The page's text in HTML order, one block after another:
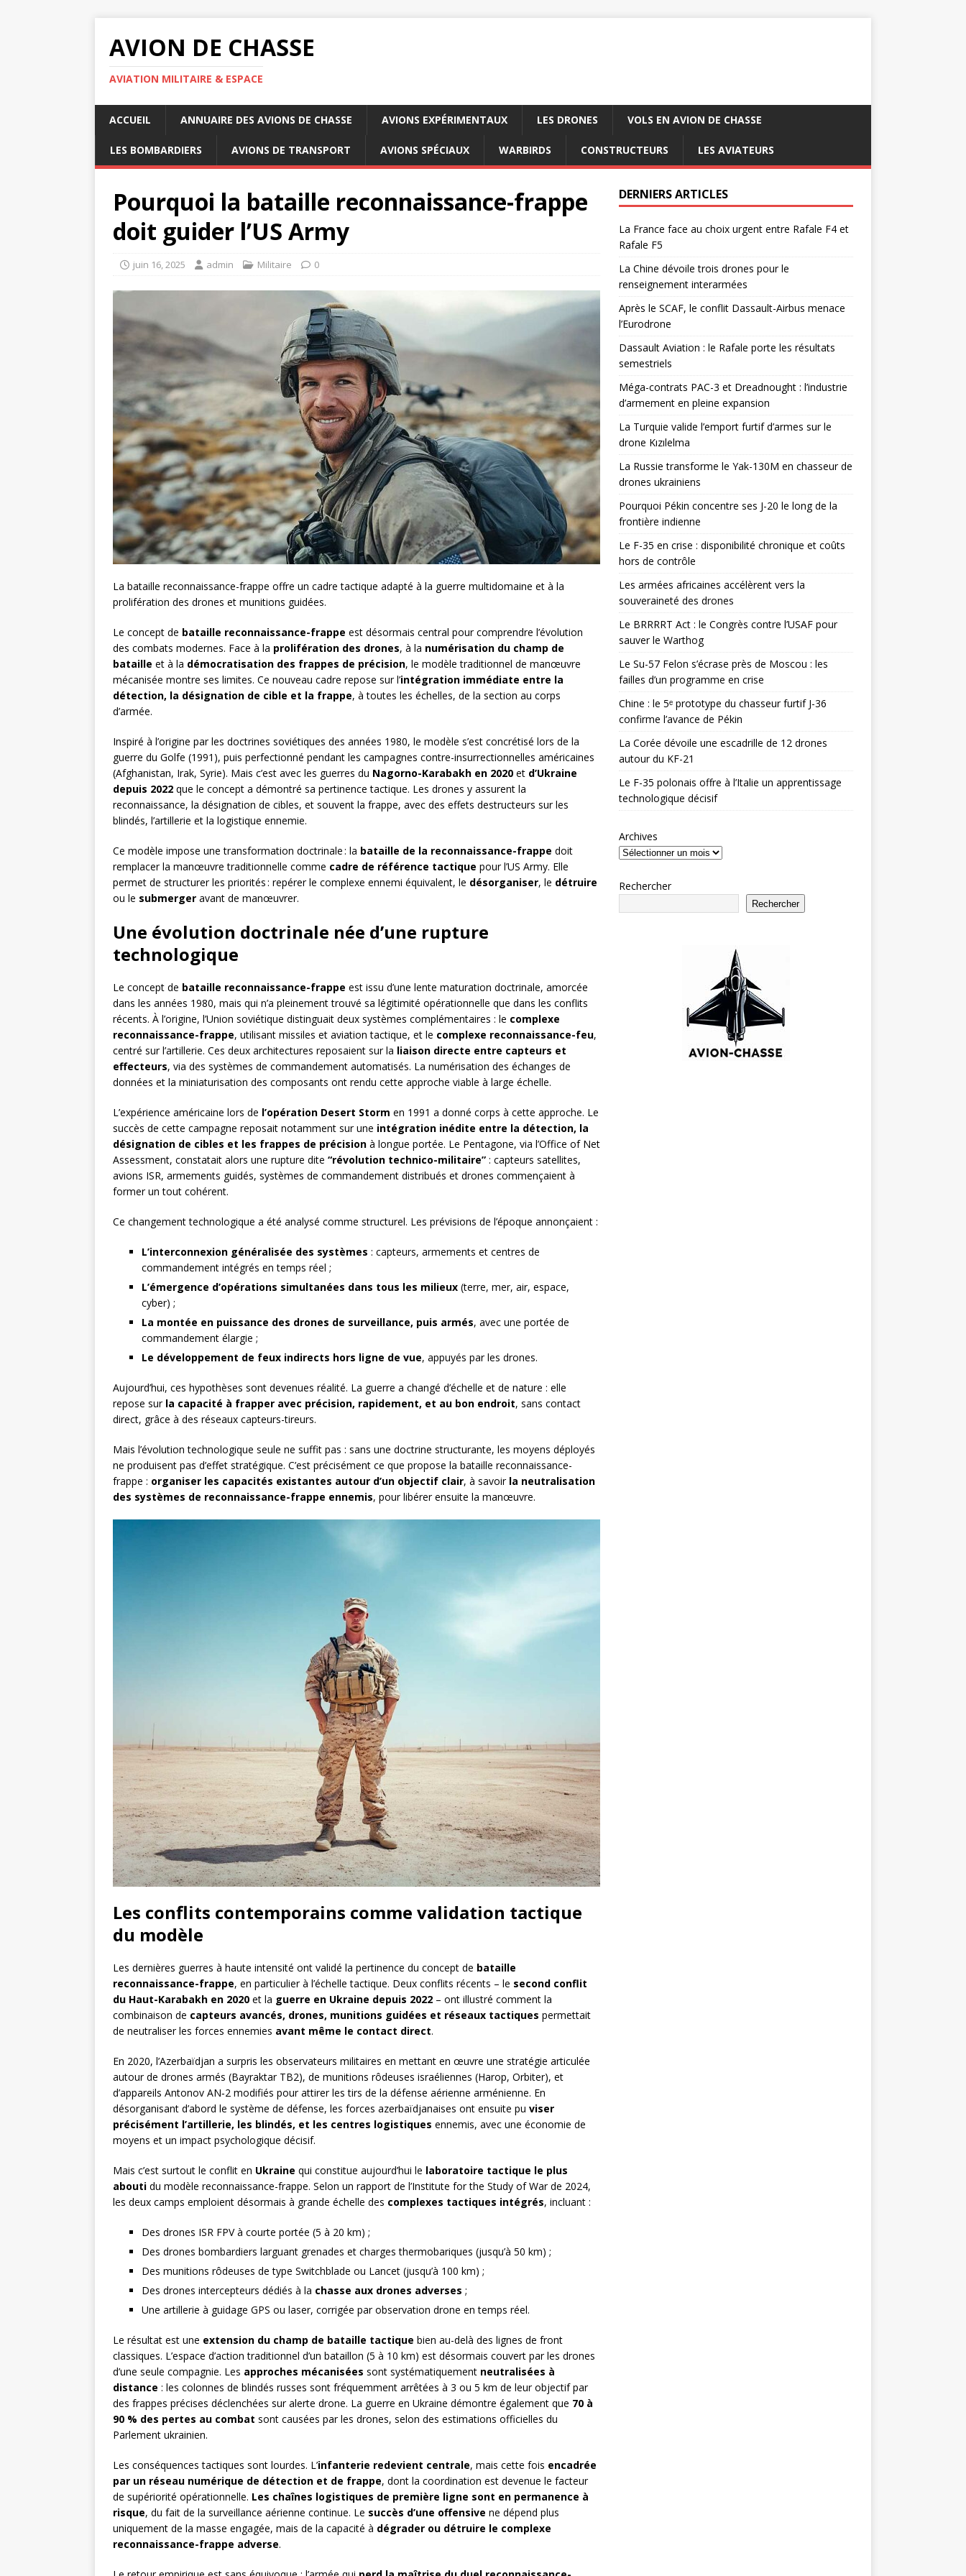
AVION DE CHASSE
AVIATION MILITAIRE & ESPACE
ACCUEIL ANNUAIRE DES AVIONS DE CHASSE AVIONS EXPÉRIMENTAUX LES DRONES VOLS EN AVION DE CHASSE
LES BOMBARDIERS AVIONS DE TRANSPORT AVIONS SPÉCIAUX WARBIRDS CONSTRUCTEURS LES AVIATEURS
Pourquoi la bataille reconnaissance-frappe
doit guider l’US Army
juin 16, 2025 admin Militaire 0
La bataille reconnaissance-frappe offre un cadre tactique adapté à la guerre multidomaine et à la
prolifération des drones et munitions guidées.
Le concept de bataille reconnaissance-frappe est désormais central pour comprendre l’évolution
des combats modernes. Face à la prolifération des drones, à la numérisation du champ de
bataille et à la démocratisation des frappes de précision, le modèle traditionnel de manœuvre
mécanisée montre ses limites. Ce nouveau cadre repose sur l’intégration immédiate entre la
détection, la désignation de cible et la frappe, à toutes les échelles, de la section au corps
d’armée.
Inspiré à l’origine par les doctrines soviétiques des années 1980, le modèle s’est concrétisé lors de la
guerre du Golfe (1991), puis perfectionné pendant les campagnes contre-insurrectionnelles américaines
(Afghanistan, Irak, Syrie). Mais c’est avec les guerres du Nagorno-Karabakh en 2020 et d’Ukraine
depuis 2022 que le concept a démontré sa pertinence tactique. Les drones y assurent la
reconnaissance, la désignation de cibles, et souvent la frappe, avec des effets destructeurs sur les
blindés, l’artillerie et la logistique ennemie.
Ce modèle impose une transformation doctrinale : la bataille de la reconnaissance-frappe doit
remplacer la manœuvre traditionnelle comme cadre de référence tactique pour l’US Army. Elle
permet de structurer les priorités : repérer le complexe ennemi équivalent, le désorganiser, le détruire
ou le submerger avant de manœuvrer.
Une évolution doctrinale née d’une rupture
technologique
Le concept de bataille reconnaissance-frappe est issu d’une lente maturation doctrinale, amorcée
dans les années 1980, mais qui n’a pleinement trouvé sa légitimité opérationnelle que dans les conflits
récents. À l’origine, l’Union soviétique distinguait deux systèmes complémentaires : le complexe
reconnaissance-frappe, utilisant missiles et aviation tactique, et le complexe reconnaissance-feu,
centré sur l’artillerie. Ces deux architectures reposaient sur la liaison directe entre capteurs et
effecteurs, via des systèmes de commandement automatisés. La numérisation des échanges de
données et la miniaturisation des composants ont rendu cette approche viable à large échelle.
L’expérience américaine lors de l’opération Desert Storm en 1991 a donné corps à cette approche. Le
succès de cette campagne reposait notamment sur une intégration inédite entre la détection, la
désignation de cibles et les frappes de précision à longue portée. Le Pentagone, via l’Office of Net
Assessment, constatait alors une rupture dite “révolution technico-militaire” : capteurs satellites,
avions ISR, armements guidés, systèmes de commandement distribués et drones commençaient à
former un tout cohérent.
Ce changement technologique a été analysé comme structurel. Les prévisions de l’époque annonçaient :
L’interconnexion généralisée des systèmes : capteurs, armements et centres de
commandement intégrés en temps réel ;
L’émergence d’opérations simultanées dans tous les milieux (terre, mer, air, espace,
cyber) ;
La montée en puissance des drones de surveillance, puis armés, avec une portée de
commandement élargie ;
Le développement de feux indirects hors ligne de vue, appuyés par les drones.
Aujourd’hui, ces hypothèses sont devenues réalité. La guerre a changé d’échelle et de nature : elle
repose sur la capacité à frapper avec précision, rapidement, et au bon endroit, sans contact
direct, grâce à des réseaux capteurs-tireurs.
Mais l’évolution technologique seule ne suffit pas : sans une doctrine structurante, les moyens déployés
ne produisent pas d’effet stratégique. C’est précisément ce que propose la bataille reconnaissance-
frappe : organiser les capacités existantes autour d’un objectif clair, à savoir la neutralisation
des systèmes de reconnaissance-frappe ennemis, pour libérer ensuite la manœuvre.
Les conflits contemporains comme validation tactique
du modèle
Les dernières guerres à haute intensité ont validé la pertinence du concept de bataille
reconnaissance-frappe, en particulier à l’échelle tactique. Deux conflits récents – le second conflit
du Haut-Karabakh en 2020 et la guerre en Ukraine depuis 2022 – ont illustré comment la
combinaison de capteurs avancés, drones, munitions guidées et réseaux tactiques permettait
de neutraliser les forces ennemies avant même le contact direct.
En 2020, l’Azerbaïdjan a surpris les observateurs militaires en mettant en œuvre une stratégie articulée
autour de drones armés (Bayraktar TB2), de munitions rôdeuses israéliennes (Harop, Orbiter), et
d’appareils Antonov AN‑2 modifiés pour attirer les tirs de la défense aérienne arménienne. En
désorganisant d’abord le système de défense, les forces azerbaïdjanaises ont ensuite pu viser
précisément l’artillerie, les blindés, et les centres logistiques ennemis, avec une économie de
moyens et un impact psychologique décisif.
Mais c’est surtout le conflit en Ukraine qui constitue aujourd’hui le laboratoire tactique le plus
abouti du modèle reconnaissance-frappe. Selon un rapport de l’Institute for the Study of War de 2024,
les deux camps emploient désormais à grande échelle des complexes tactiques intégrés, incluant :
Des drones ISR FPV à courte portée (5 à 20 km) ;
Des drones bombardiers larguant grenades et charges thermobariques (jusqu’à 50 km) ;
Des munitions rôdeuses de type Switchblade ou Lancet (jusqu’à 100 km) ;
Des drones intercepteurs dédiés à la chasse aux drones adverses ;
Une artillerie à guidage GPS ou laser, corrigée par observation drone en temps réel.
Le résultat est une extension du champ de bataille tactique bien au-delà des lignes de front
classiques. L’espace d’action traditionnel d’un bataillon (5 à 10 km) est désormais couvert par les drones
d’une seule compagnie. Les approches mécanisées sont systématiquement neutralisées à
distance : les colonnes de blindés russes sont fréquemment arrêtées à 3 ou 5 km de leur objectif par
des frappes précises déclenchées sur alerte drone. La guerre en Ukraine démontre également que 70 à
90 % des pertes au combat sont causées par les drones, selon des estimations officielles du
Parlement ukrainien.
Les conséquences tactiques sont lourdes. L’infanterie redevient centrale, mais cette fois encadrée
par un réseau numérique de détection et de frappe, dont la coordination est devenue le facteur
de supériorité opérationnelle. Les chaînes logistiques de première ligne sont en permanence à
risque, du fait de la surveillance aérienne continue. Le succès d’une offensive ne dépend plus
uniquement de la masse engagée, mais de la capacité à dégrader ou détruire le complexe
reconnaissance-frappe adverse.
DERNIERS ARTICLES
La France face au choix urgent entre Rafale F4 et
Rafale F5
La Chine dévoile trois drones pour le
renseignement interarmées
Après le SCAF, le conflit Dassault-Airbus menace
l’Eurodrone
Dassault Aviation : le Rafale porte les résultats
semestriels
Méga-contrats PAC-3 et Dreadnought : l’industrie
d’armement en pleine expansion
La Turquie valide l’emport furtif d’armes sur le
drone Kızılelma
La Russie transforme le Yak-130M en chasseur de
drones ukrainiens
Pourquoi Pékin concentre ses J-20 le long de la
frontière indienne
Le F-35 en crise : disponibilité chronique et coûts
hors de contrôle
Les armées africaines accélèrent vers la
souveraineté des drones
Le BRRRRT Act : le Congrès contre l’USAF pour
sauver le Warthog
Le Su-57 Felon s’écrase près de Moscou : les
failles d’un programme en crise
Chine : le 5ᵉ prototype du chasseur furtif J-36
confirme l’avance de Pékin
La Corée dévoile une escadrille de 12 drones
autour du KF-21
Le F-35 polonais offre à l’Italie un apprentissage
technologique décisif
Archives
Rechercher
Rechercher